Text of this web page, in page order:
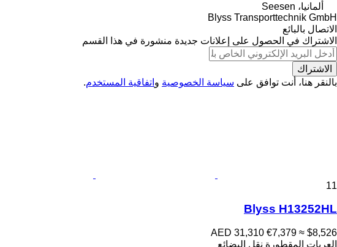
ألمانيا، Seesen
Blyss Transporttechnik GmbH
الاتصال بالبائع
الاشتراك في الحصول على إعلانات جديدة منشورة في هذا القسم
الاشتراك
بالنقر هنا، أنت توافق على سياسة الخصوصية و اتفاقية المستخدم.
11
Blyss H13252HL
AED 31,310 €7,379 ≈ $8,526
العربات المقطورة نقل البضائع